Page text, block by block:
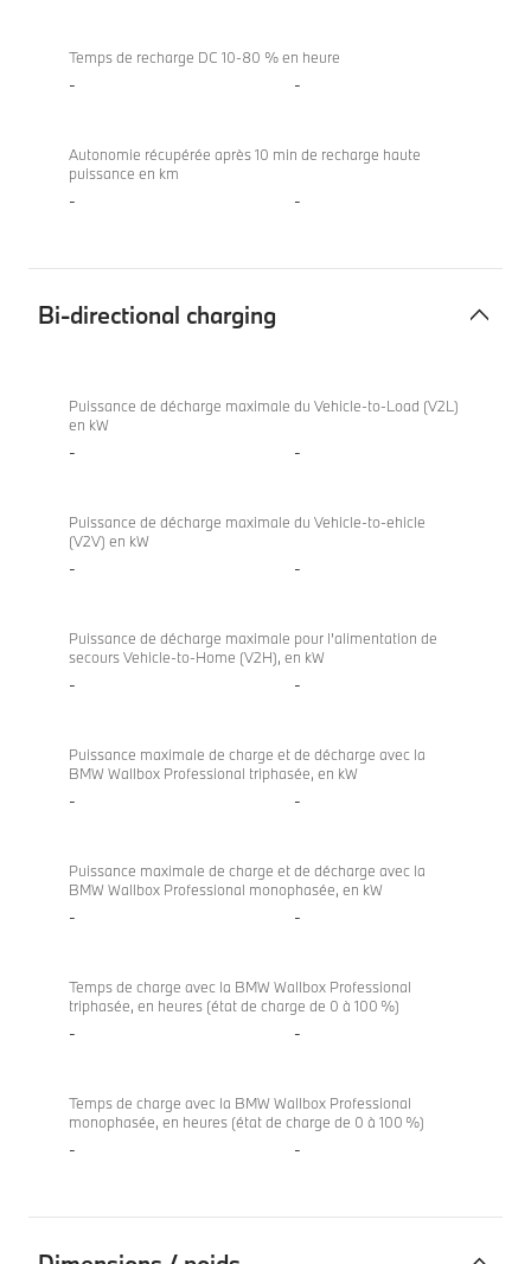
Temps de recharge DC 10-80 % en heure
- -
Autonomie récupérée après 10 min de recharge haute
puissance en km
- -
Bi-directional charging
directional
charging
Coupé
Puissance de décharge maximale du Vehicle-to-Load (V2L)
en kW
- -
Puissance de décharge maximale du Vehicle-to-ehicle
(V2V) en kW
- -
Puissance de décharge maximale pour l’alimentation de
secours Vehicle-to-Home (V2H), en kW
- -
Puissance maximale de charge et de décharge avec la
BMW Wallbox Professional triphasée, en kW
- -
Puissance maximale de charge et de décharge avec la
BMW Wallbox Professional monophasée, en kW
- -
Temps de charge avec la BMW Wallbox Professional
triphasée, en heures (état de charge de 0 à 100 %)
- -
Temps de charge avec la BMW Wallbox Professional
monophasée, en heures (état de charge de 0 à 100 %)
- -